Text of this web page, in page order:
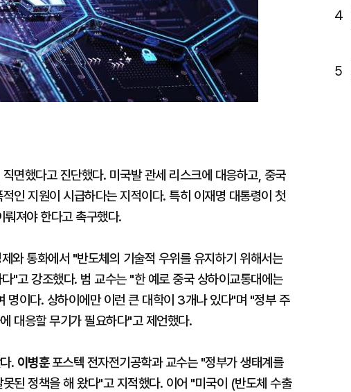
면했다고 진단했다. 미국발 관세 리스크에 대응하고, 중국
인 지원이 시급하다는 지적이다. 특히 이재명 대통령이 첫
져야 한다고 촉구했다.
와 통화에서 "반도체의 기술적 우위를 유지하기 위해서는
"고 강조했다. 범 교수는 "한 예로 중국 상하이교통대에는
이다. 상하이에만 이런 큰 대학이 3개나 있다"며 "정부 주
대응할 무기가 필요하다"고 제언했다.
. 이병훈포스텍 전자전기공학과 교수는 "정부가 생태계를
된 정책을 해 왔다"고 지적했다. 이어 "미국이 (반도체 수출
4
5